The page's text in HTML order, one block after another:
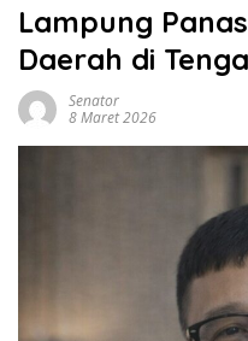
Lampung
Daerah di
Senator
8 Maret 2026